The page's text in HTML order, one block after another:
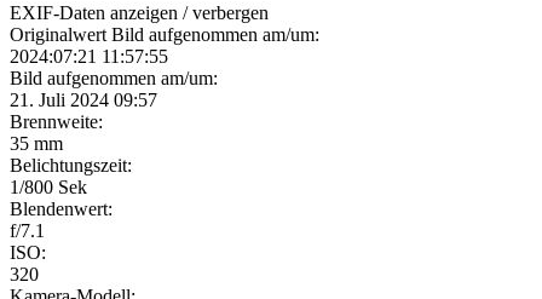
EXIF-Daten anzeigen / verbergen
Originalwert Bild aufgenommen am/um:
2024:07:21 11:57:55
Bild aufgenommen am/um:
21. Juli 2024 09:57
Brennweite:
35 mm
Belichtungszeit:
1/800 Sek
Blendenwert:
f/7.1
ISO:
320